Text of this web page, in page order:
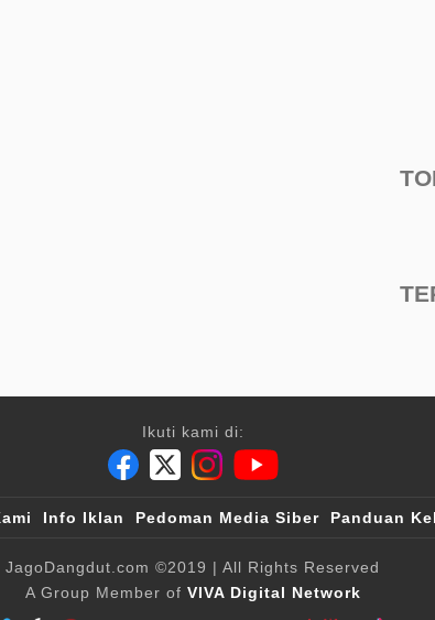
Ikuti kami di:
Info Iklan Pedoman Media Siber Panduan
JagoDangdut.com ©2019 | All Rights Reserved
A Group Member of VIVA Digital Network